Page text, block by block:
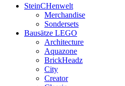
SteinCHenwelt
Merchandise
Sondersets
Bausätze LEGO
Architecture
Aquazone
BrickHeadz
City
Creator